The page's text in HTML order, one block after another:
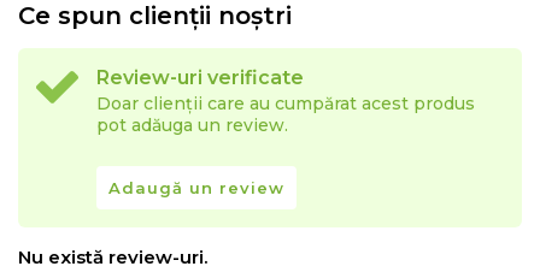
Ce spun clienții noștri
Review-uri verificate
Doar clienții care au cumpărat acest produs
pot adăuga un review.
Adaugă un review
Nu există review-uri.